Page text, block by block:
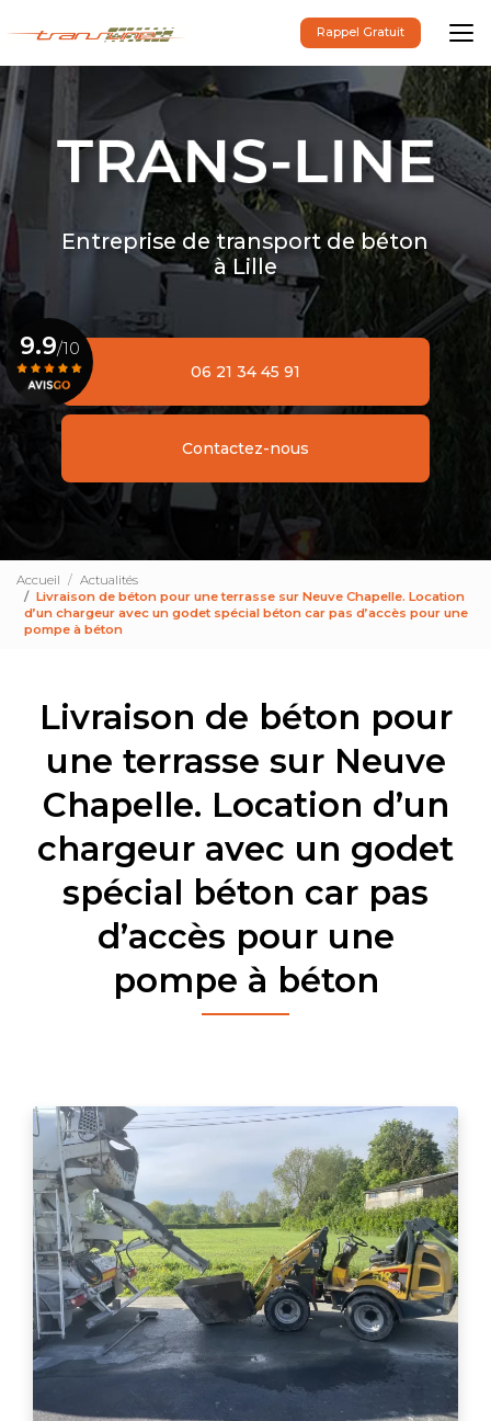
au
principal
Rappel Gratuit
Entreprise de transport de béton
à Lille
06 21 34 45 91
Contactez-nous
9.9/10
Voir le certificat
Accueil
Actualités
Livraison de béton pour une terrasse sur Neuve Chapelle. Location
d’un chargeur avec un godet spécial béton car pas d’accès pour une
pompe à béton
Livraison de béton pour
une terrasse sur Neuve
Chapelle. Location d’un
chargeur avec un godet
spécial béton car pas
d’accès pour une
pompe à béton